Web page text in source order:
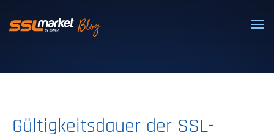
Vertrauenswürdige SSL/TLS-
Gültigkeitsdauer der SSL-